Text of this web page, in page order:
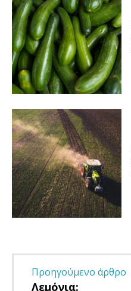
Προηγούμενο άρθρο
Λεμόνια: